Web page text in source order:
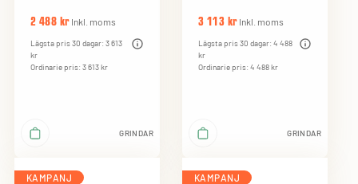
2 488 kr Inkl. moms
Lägsta pris 30 dagar: 3 613
kr
Ordinarie pris: 3 613 kr
GRINDAR
3 113 kr Inkl. moms
Lägsta pris 30 dagar: 4 488
kr
Ordinarie pris: 4 488 kr
GRINDAR
KAMPANJ KAMPANJ